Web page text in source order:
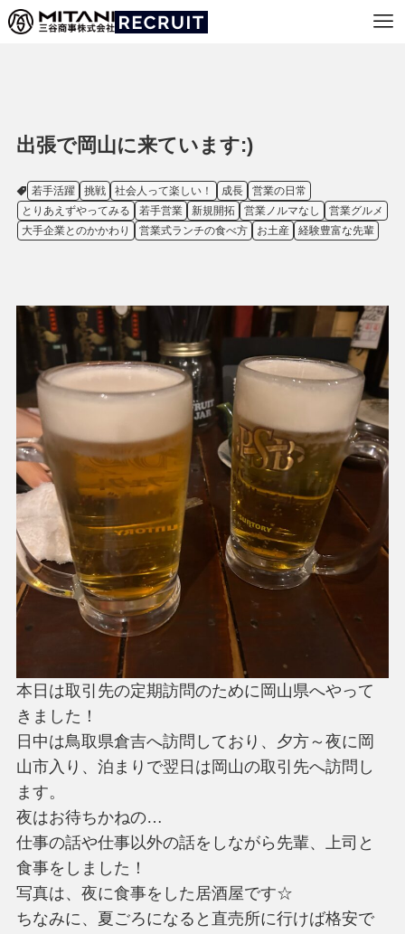
出張で岡山に来ています:)
若手活躍 挑戦 社会人って楽しい！ 成長
営業の日常
とりあえずやってみる
若手営業 新規開拓 営業ノルマなし
営業グルメ
大手企業とのかかわり
営業式ランチの食べ方 お土産 経験豊富な先輩
本日は取引先の定期訪問のために岡山県へやって
きました！
日中は鳥取県倉吉へ訪問しており、夕方～夜に岡
山市入り、泊まりで翌日は岡山の取引先へ訪問し
ます。
夜はお待ちかねの…
仕事の話や仕事以外の話をしながら先輩、上司と
食事をしました！
写真は、夜に食事をした居酒屋です☆
ちなみに、夏ごろになると直売所に行けば格安で